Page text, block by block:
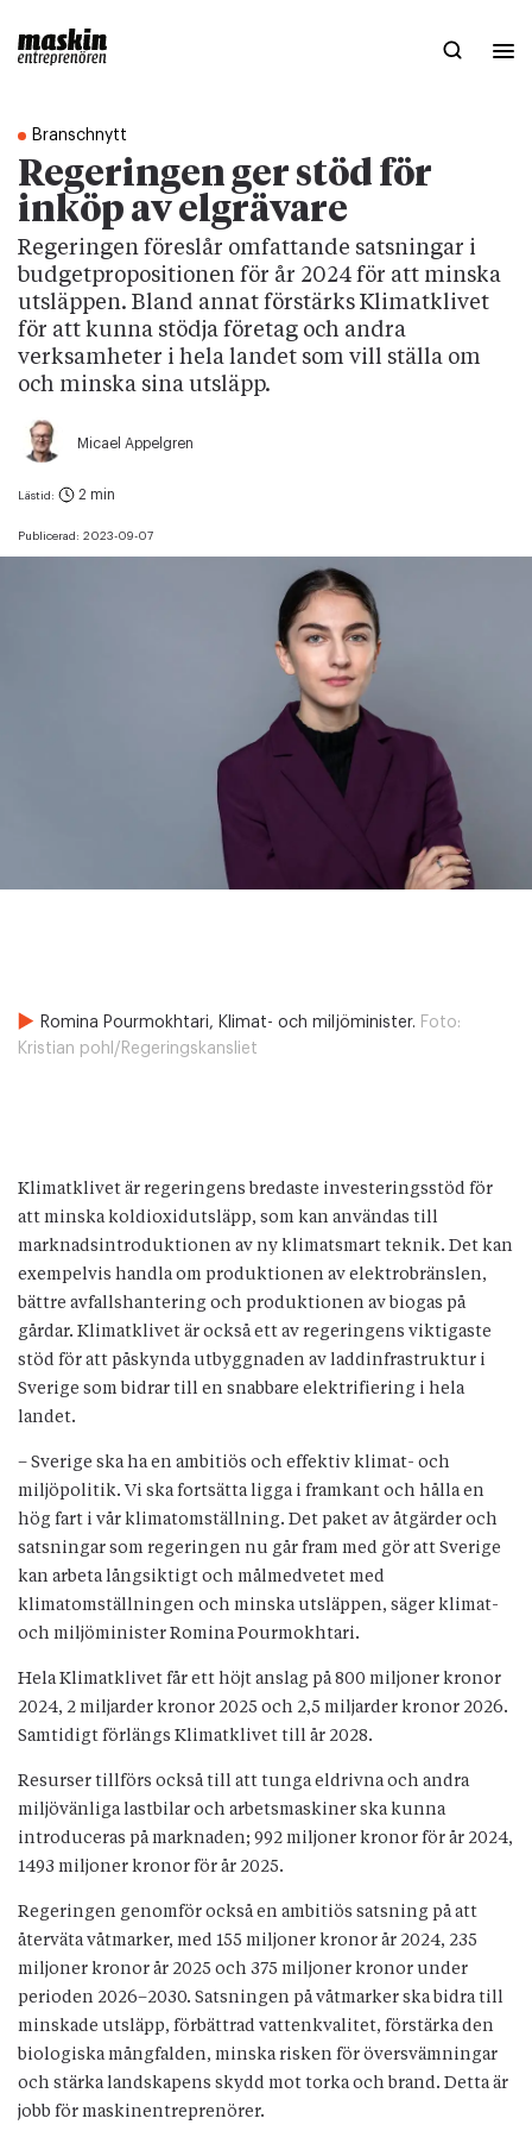
Branschnytt
Regeringen ger stöd för
inköp av elgrävare
Regeringen föreslår omfattande satsningar i
budgetpropositionen för år 2024 för att minska
utsläppen. Bland annat förstärks Klimatklivet
för att kunna stödja företag och andra
verksamheter i hela landet som vill ställa om
och minska sina utsläpp.
Micael Appelgren
Publicerad: 2023-09-07
Lästid: 2 min
Romina Pourmokhtari, Klimat- och miljöminister. Foto:
Kristian pohl/Regeringskansliet
Klimatklivet är regeringens bredaste investeringsstöd för
att minska koldioxidutsläpp, som kan användas till
marknadsintroduktionen av ny klimatsmart teknik. Det kan
exempelvis handla om produktionen av elektrobränslen,
bättre avfallshantering och produktionen av biogas på
gårdar. Klimatklivet är också ett av regeringens viktigaste
stöd för att påskynda utbyggnaden av laddinfrastruktur i
Sverige som bidrar till en snabbare elektrifiering i hela
landet.
– Sverige ska ha en ambitiös och effektiv klimat- och
miljöpolitik. Vi ska fortsätta ligga i framkant och hålla en
hög fart i vår klimatomställning. Det paket av åtgärder och
satsningar som regeringen nu går fram med gör att Sverige
kan arbeta långsiktigt och målmedvetet med
klimatomställningen och minska utsläppen, säger klimat-
och miljöminister Romina Pourmokhtari.
Hela Klimatklivet får ett höjt anslag på 800 miljoner kronor
2024, 2 miljarder kronor 2025 och 2,5 miljarder kronor 2026.
Samtidigt förlängs Klimatklivet till år 2028.
Resurser tillförs också till att tunga eldrivna och andra
miljövänliga lastbilar och arbetsmaskiner ska kunna
introduceras på marknaden; 992 miljoner kronor för år 2024,
1493 miljoner kronor för år 2025.
Regeringen genomför också en ambitiös satsning på att
återväta våtmarker, med 155 miljoner kronor år 2024, 235
miljoner kronor år 2025 och 375 miljoner kronor under
perioden 2026–2030. Satsningen på våtmarker ska bidra till
minskade utsläpp, förbättrad vattenkvalitet, förstärka den
biologiska mångfalden, minska risken för översvämningar
och stärka landskapens skydd mot torka och brand. Detta är
jobb för maskinentreprenörer.